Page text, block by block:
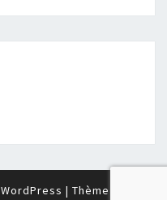
WordPress | Thème :